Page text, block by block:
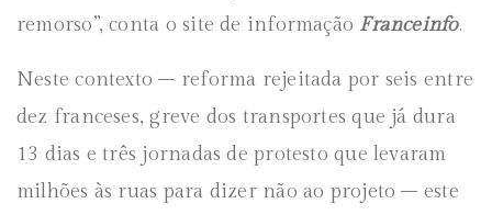
remorso”, conta o site de informação Franceinfo.
Neste contexto – reforma rejeitada por seis entre
dez franceses, greve dos transportes que já dura
13 dias e três jornadas de protesto que levaram
milhões às ruas para dizer não ao projeto – este